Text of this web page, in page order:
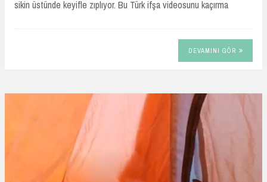
sikin üstünde keyifle zıplıyor. Bu Türk ifşa videosunu kaçırma
DEVAMINI GÖR